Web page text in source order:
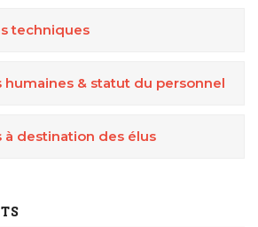
techniques
humaines & statut du personnel
destination des élus